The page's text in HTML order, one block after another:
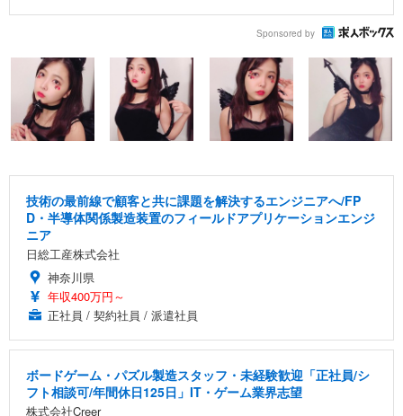
Sponsored by
技術の最前線で顧客と共に課題を解決するエンジニアへ/FP
D・半導体関係製造装置のフィールドアプリケーションエンジ
ニア
日総工産株式会社
神奈川県
年収400万円～
正社員 / 契約社員 / 派遣社員
ボードゲーム・パズル製造スタッフ・未経験歓迎「正社員/シ
フト相談可/年間休日125日」IT・ゲーム業界志望
株式会社Creer